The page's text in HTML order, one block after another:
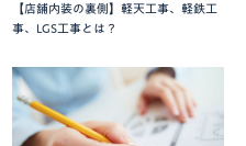
【店舗内装の裏側】軽天工事、軽鉄工
事、LGS工事とは？